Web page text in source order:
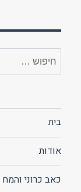
חפש:
בית
אודות
כאב כרוני והמח